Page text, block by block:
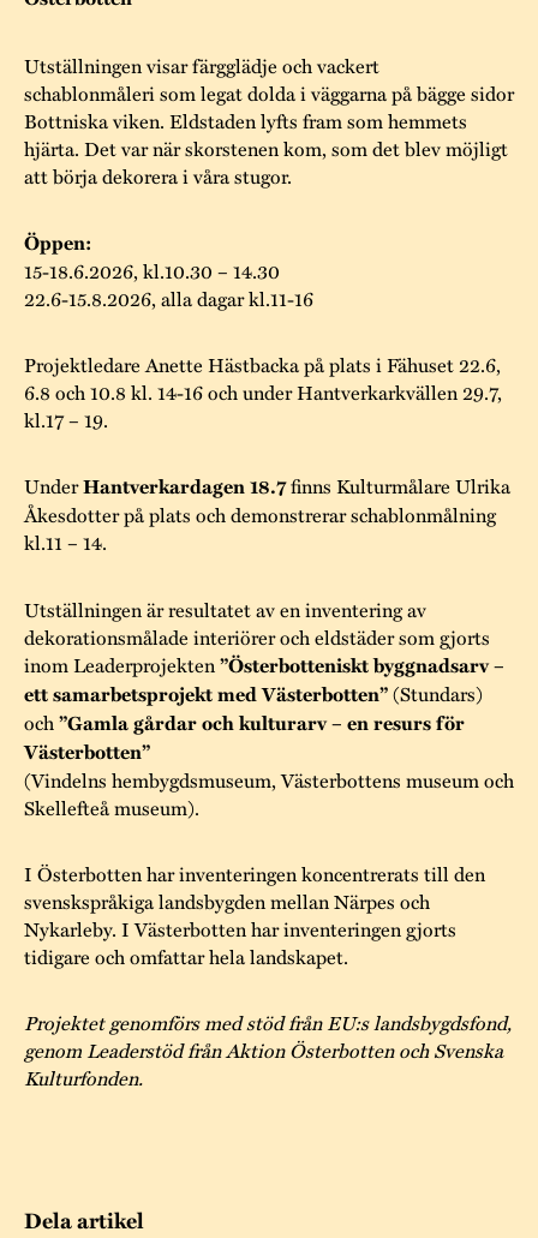
Trygghet
Hållbar utveckling
Stundars teater
Jarl Hemmer
Byggnadsvård
Rödmyllan
Museipedagogik
Hantverk
Marknader
Årsberättelser
Dela artikel
Utställningen visar färgglädje och vackert
schablonmåleri som legat dolda i väggarna på bägge sidor
Bottniska viken. Eldstaden lyfts fram som hemmets
hjärta. Det var när skorstenen kom, som det blev möjligt
att börja dekorera i våra stugor.
Öppen:
15-18.6.2026, kl.10.30 – 14.30
22.6-15.8.2026, alla dagar kl.11-16
Projektledare Anette Hästbacka på plats i Fähuset 22.6,
6.8 och 10.8 kl. 14-16 och under Hantverkarkvällen 29.7,
kl.17 – 19.
UnderHantverkardagen 18.7finns Kulturmålare Ulrika
Åkesdotter på plats och demonstrerar schablonmålning
kl.11 – 14.
Utställningen är resultatet av en inventering av
dekorationsmålade interiörer och eldstäder som gjorts
inom Leaderprojekten ”Österbotteniskt byggnadsarv –
ett samarbetsprojekt med Västerbotten”(Stundars)
och ”Gamla gårdar och kulturarv – en resurs för
Västerbotten”
(Vindelns hembygdsmuseum, Västerbottens museum och
Skellefteå museum).
I Österbotten har inventeringen koncentrerats till den
svenskspråkiga landsbygden mellan Närpes och
Nykarleby. I Västerbotten har inventeringen gjorts
tidigare och omfattar hela landskapet.
Projektet genomförs med stöd från EU:s landsbygdsfond,
genom Leaderstöd från Aktion Österbotten och Svenska
Kulturfonden.